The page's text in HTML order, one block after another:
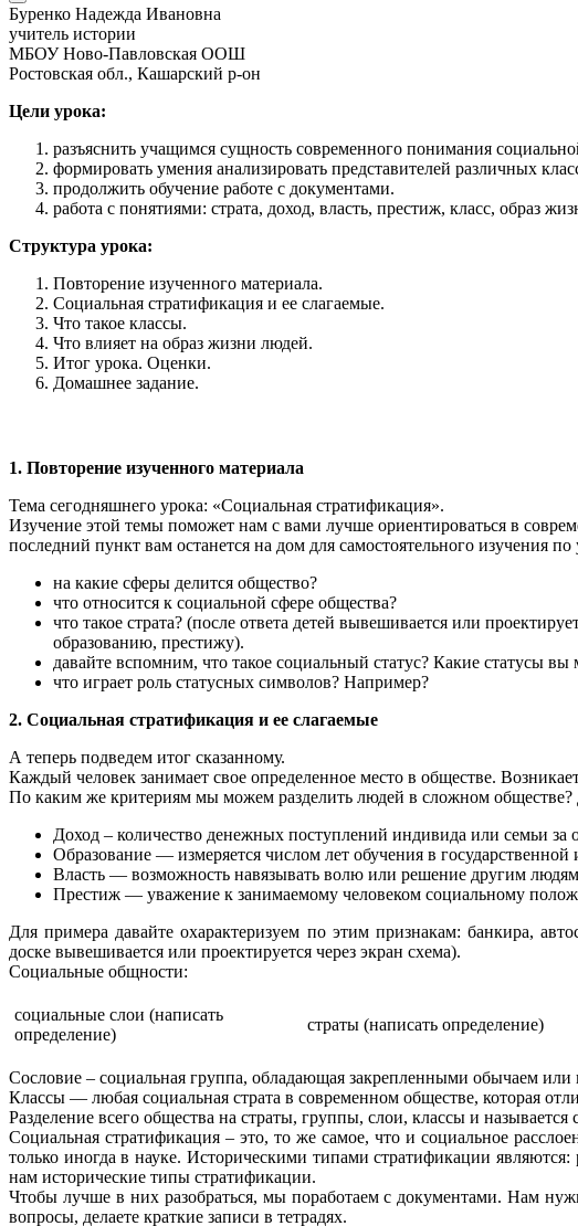
Буренко Надежда Ивановна
учитель истории
МБОУ Ново-Павловская ООШ
Ростовская обл., Кашарский р-он
Цели урока:
разъяснить учащимся сущность современного понимания
формировать умения анализировать представителей различных
продолжить обучение работе с документами.
работа с понятиями: страта, доход, власть, престиж, класс, образ
Структура урока:
Повторение изученного материала.
Социальная стратификация и ее слагаемые.
Что такое классы.
Что влияет на образ жизни людей.
Итог урока. Оценки.
Домашнее задание.
1. Повторение изученного материала
Тема сегодняшнего урока: «Социальная стратификация».
Изучение этой темы поможет нам с вами лучше ориентироваться в
последний пункт вам останется на дом для самостоятельного изучения
на какие сферы делится общество?
что относится к социальной сфере общества?
что такое страта? (после ответа детей вывешивается или
образованию, престижу).
давайте вспомним, что такое социальный статус? Какие статусы вы
что играет роль статусных символов? Например?
2. Социальная стратификация и ее слагаемые
А теперь подведем итог сказанному.
Каждый человек занимает свое определенное место в обществе.
По каким же критериям мы можем разделить людей в сложном обществе?
Доход – количество денежных поступлений индивида или семьи за
Образование — измеряется числом лет обучения в государственной
Власть — возможность навязывать волю или решение другим
Престиж — уважение к занимаемому человеком социальному
Для примера давайте охарактеризуем по этим признакам: банкира,
доске вывешивается или проектируется через экран схема).
Социальные общности:
социальные слои (написать
определение)
страты (написать определение)
Сословие – социальная группа, обладающая закрепленными обычаем
Классы — любая социальная страта в современном обществе, которая
Разделение всего общества на страты, группы, слои, классы и
Социальная стратификация – это, то же самое, что и социальное
только иногда в науке. Историческими типами стратификации
нам исторические типы стратификации.
Чтобы лучше в них разобраться, мы поработаем с документами. Нам
вопросы, делаете краткие записи в тетрадях.